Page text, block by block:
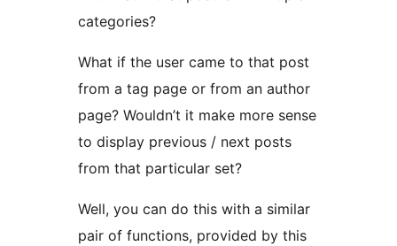
categories?
What if the user came to that post
from a tag page or from an author
page? Wouldn’t it make more sense
to display previous / next posts
from that particular set?
Well, you can do this with a similar
pair of functions, provided by this